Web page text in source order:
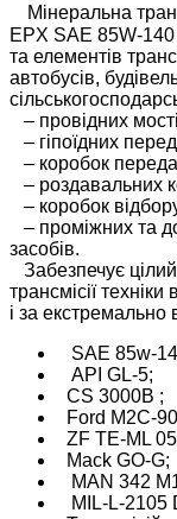
Мінеральна
EPX SAE 85W-
та елементів
автобусів,
– провідних
– гіпоїдних
– коробок
– роздавальних
– коробок
– проміжних та
засобів.
Забезпечує цілий
трансмісії
і за екстремально
SAE 85w-
API GL-5;
CS 3000B ;
Ford M2C-
ZF TE-ML
Mack GO-G;
MAN 342
MIL-L-2105